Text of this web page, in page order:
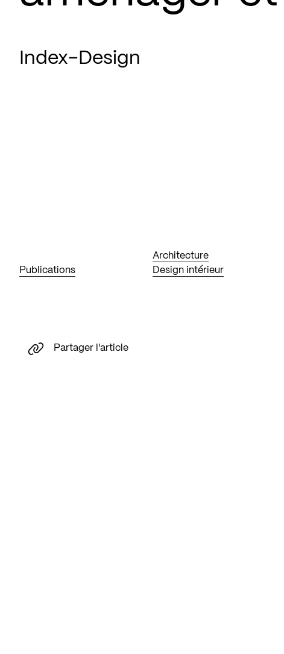
Index-Design
Publications
Architecture
Design intérieur
Partager l'article